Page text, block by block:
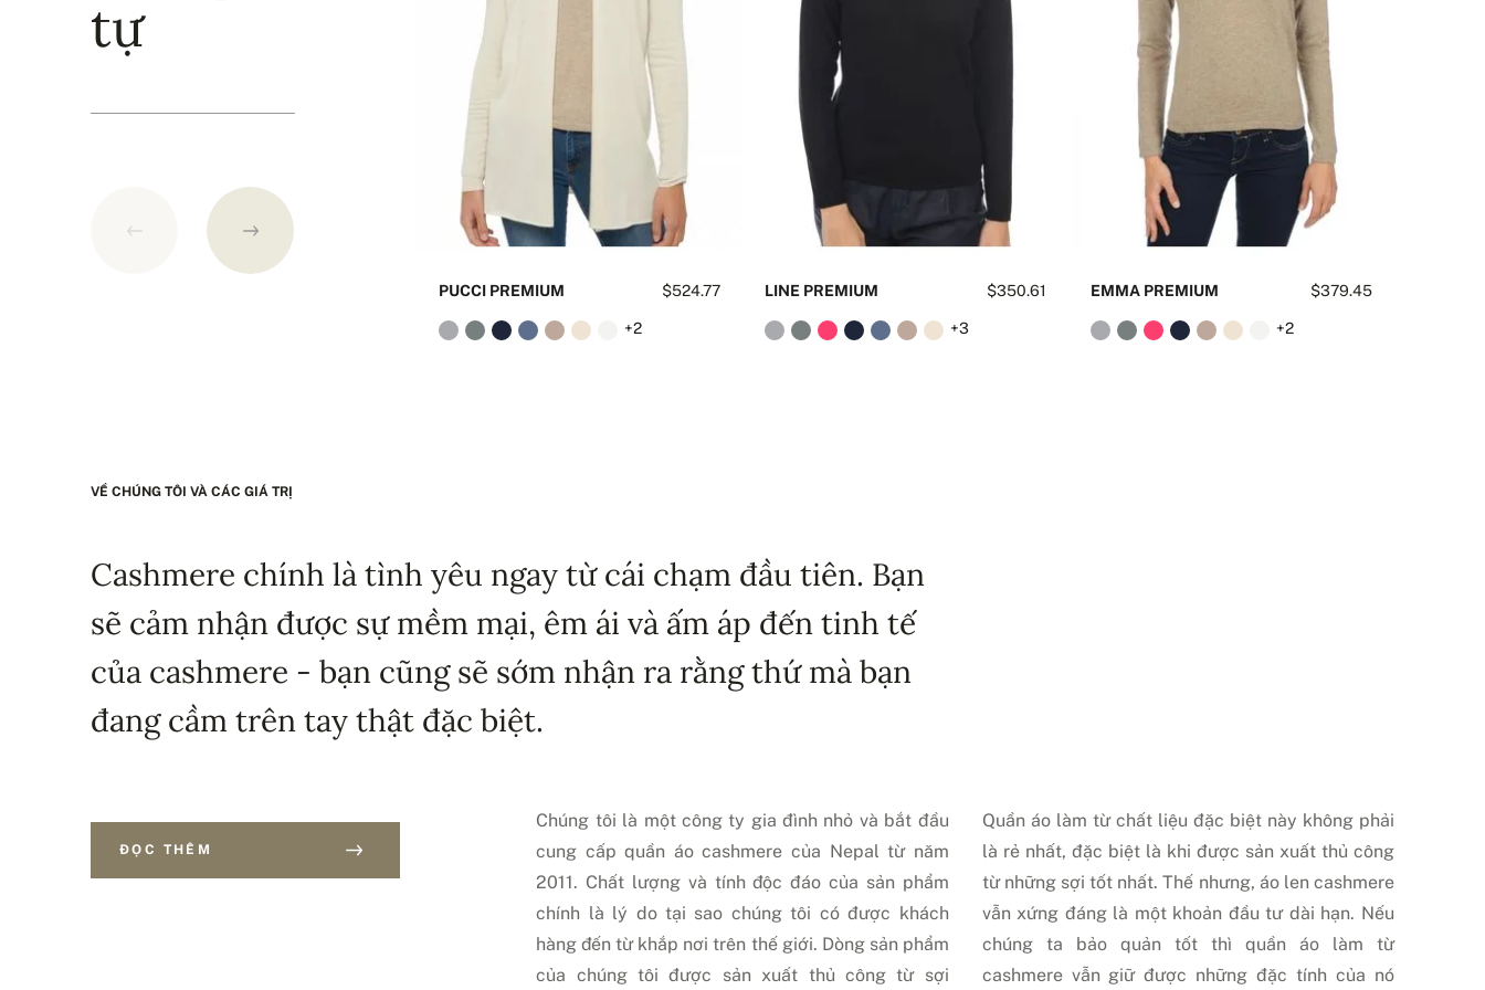
tự
$524.77
PUCCI PREMIUM
+2
$350.61
LINE PREMIUM
+3
$379.45
EMMA PREMIUM
+2
VỀ CHÚNG TÔI VÀ CÁC GIÁ TRỊ
Cashmere chính là tình yêu ngay từ cái chạm đầu tiên. Bạn
sẽ cảm nhận được sự mềm mại, êm ái và ấm áp đến tinh tế
của cashmere - bạn cũng sẽ sớm nhận ra rằng thứ mà bạn
đang cầm trên tay thật đặc biệt.
Chúng tôi là một công ty gia đình nhỏ và bắt đầu
cung cấp quần áo cashmere của Nepal từ năm
2011. Chất lượng và tính độc đáo của sản phẩm
chính là lý do tại sao chúng tôi có được khách
hàng đến từ khắp nơi trên thế giới. Dòng sản phẩm
của chúng tôi được sản xuất thủ công từ sợi
Quần áo làm từ chất liệu đặc biệt này không phải
là rẻ nhất, đặc biệt là khi được sản xuất thủ công
từ những sợi tốt nhất. Thế nhưng, áo len cashmere
vẫn xứng đáng là một khoản đầu tư dài hạn. Nếu
chúng ta bảo quản tốt thì quần áo làm từ
cashmere vẫn giữ được những đặc tính của nó
ĐỌC THÊM